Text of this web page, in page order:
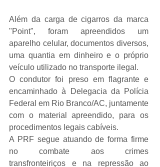
Além da carga de cigarros da marca
"Point", foram apreendidos um
aparelho celular, documentos diversos,
uma quantia em dinheiro e o próprio
veículo utilizado no transporte ilegal.
O condutor foi preso em flagrante e
encaminhado à Delegacia da Polícia
Federal em Rio Branco/AC, juntamente
com o material apreendido, para os
procedimentos legais cabíveis.
A PRF segue atuando de forma firme
no combate aos crimes
transfronteiriços e na repressão ao